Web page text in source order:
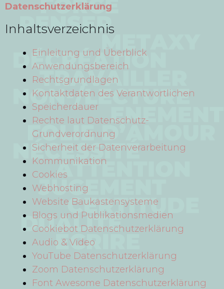
Datenschutzerklärung
Inhaltsverzeichnis
Einleitung und Überblick
Anwendungsbereich
Rechtsgrundlagen
Kontaktdaten des Verantwortlichen
Speicherdauer
Rechte laut Datenschutz-
Grundverordnung
Sicherheit der Datenverarbeitung
Kommunikation
Cookies
Webhosting
Website Baukastensysteme
Blogs und Publikationsmedien
Cookiebot Datenschutzerklärung
Audio & Video
YouTube Datenschutzerklärung
Zoom Datenschutzerklärung
Font Awesome Datenschutzerklärung